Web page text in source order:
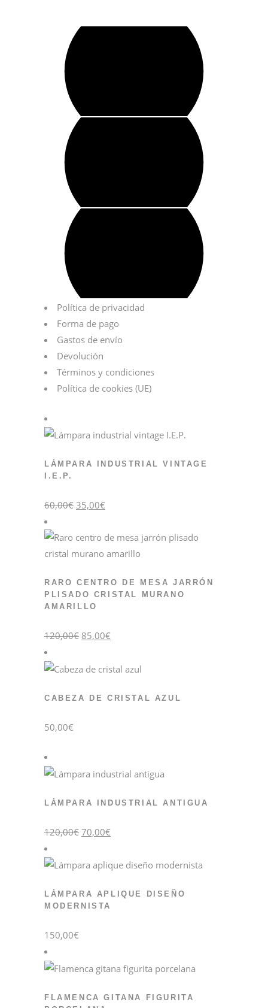
Política de privacidad
Forma de pago
Gastos de envío
Devolución
Términos y condiciones
Política de cookies (UE)
LÁMPARA INDUSTRIAL VINTAGE
I.E.P.
60,00€ El
precio
60,00€.
35,00€precio
35,00€.
RARO CENTRO DE MESA JARRÓN
PLISADO CRISTAL MURANO
AMARILLO
120,00€ El
precio
120,00€.
85,00€precio
85,00€.
CABEZA DE CRISTAL AZUL
50,00€
LÁMPARA INDUSTRIAL ANTIGUA
120,00€ El
precio
120,00€.
70,00€precio
70,00€.
LÁMPARA APLIQUE DISEÑO
MODERNISTA
150,00€
FLAMENCA GITANA FIGURITA